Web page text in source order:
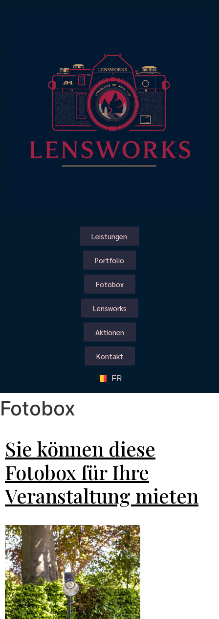
Leistungen
Portfolio
Fotobox
Lensworks
Aktionen
Kontakt
FR
Fotobox
Sie können diese
Fotobox für Ihre
Veranstaltung mieten